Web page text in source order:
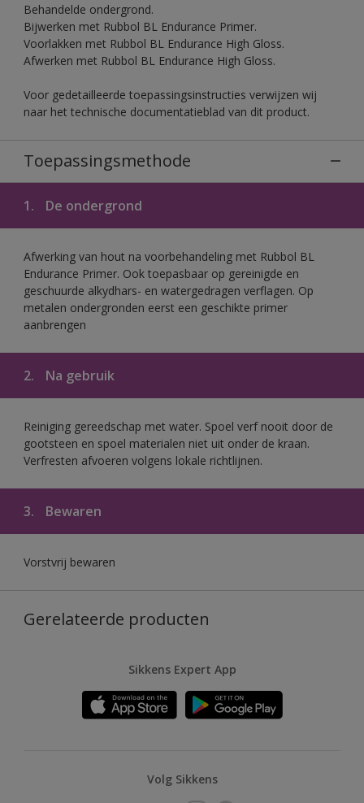
Behandelde ondergrond.
Bijwerken met Rubbol BL Endurance Primer.
Voorlakken met Rubbol BL Endurance High Gloss.
Afwerken met Rubbol BL Endurance High Gloss.
Voor gedetailleerde toepassingsinstructies verwijzen wij
naar het technische documentatieblad van dit product.
Toepassingsmethode
1. De ondergrond
Afwerking van hout na voorbehandeling met Rubbol BL
Endurance Primer. Ook toepasbaar op gereinigde en
geschuurde alkydhars- en watergedragen verflagen. Op
metalen ondergronden eerst een geschikte primer
aanbrengen
2. Na gebruik
Reiniging gereedschap met water. Spoel verf nooit door de
gootsteen en spoel materialen niet uit onder de kraan.
Verfresten afvoeren volgens lokale richtlijnen.
3. Bewaren
Vorstvrij bewaren
Gerelateerde producten
Sikkens Expert App
Volg Sikkens